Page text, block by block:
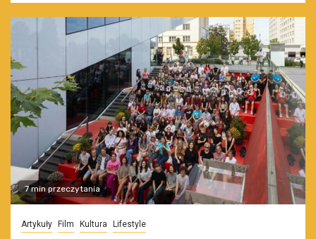
7 min przeczytania
Artykuły Film Kultura Lifestyle